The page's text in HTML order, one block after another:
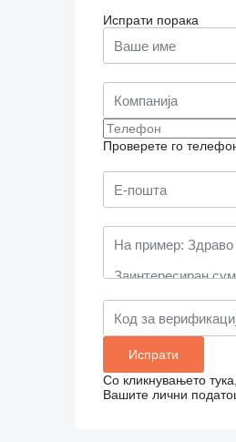
Испрати порака
Проверете го
Со кликнувањето
Вашите лични